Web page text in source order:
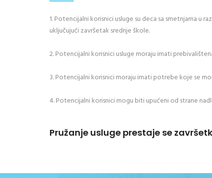
1. Potencijalni korisnici usluge su deca sa smetnjama
uključujući završetak srednje škole.
2. Potencijalni korisnici usluge moraju imati
3. Potencijalni korisnici moraju imati potrebe koje se
4. Potencijalni korisnici mogu biti upućeni od strane
Pružanje usluge prestaje se